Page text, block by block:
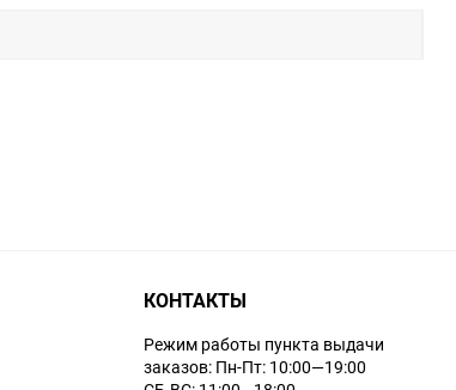
КОНТАКТЫ
Режим работы пункта выдачи
заказов: Пн-Пт: 10:00—19:00